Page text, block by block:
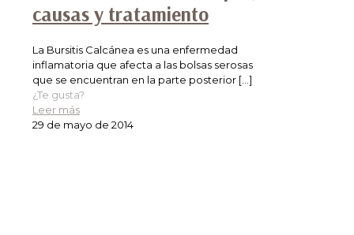
causas y tratamiento
La Bursitis Calcánea es una enfermedad
inflamatoria que afecta a las bolsas serosas
que se encuentran en la parte posterior […]
¿Te gusta?
Leer más
29 de mayo de 2014